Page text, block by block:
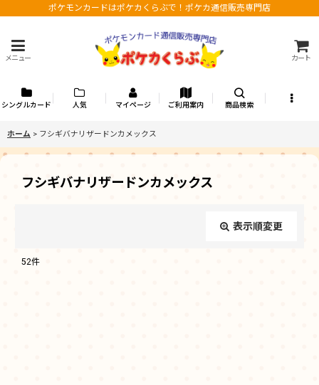
ポケモンカードはポケカくらぶで！ポケカ通信販売専門店
メニュー カート
シングルカード 人気 マイページ ご利用案内 商品検索
ホーム > フシギバナリザードンカメックス
フシギバナリザードンカメックス
表示順変更
52件